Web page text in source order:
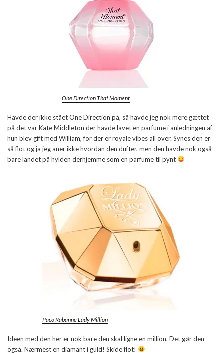
One Direction That Moment
Havde der ikke stået One Direction på, så havde jeg nok mere gættet
på det var Kate Middleton der havde lavet en parfume i anledningen af
hun blev gift med William, for der er royale vibes all over. Synes den er
så flot og ja jeg aner ikke hvordan den dufter, men den havde nok også
bare landet på hylden derhjemme som en parfume til pynt
Paco Rabanne Lady Million
Ideen med den her er nok bare den skal ligne en million. Det gør den
også. Nærmest en diamant i guld! Skide flot!